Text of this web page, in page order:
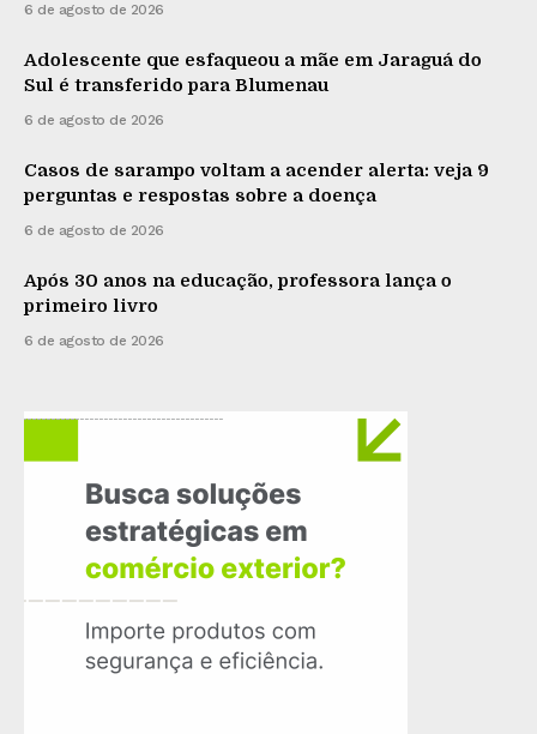
6 de agosto de 2026
Adolescente que esfaqueou a mãe em Jaraguá do
Sul é transferido para Blumenau
6 de agosto de 2026
Casos de sarampo voltam a acender alerta: veja 9
perguntas e respostas sobre a doença
6 de agosto de 2026
Após 30 anos na educação, professora lança o
primeiro livro
6 de agosto de 2026